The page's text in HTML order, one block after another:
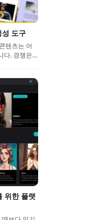
도구
텐츠는 어
다. 경쟁은…
위한 플랫